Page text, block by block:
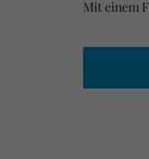
Mit einem